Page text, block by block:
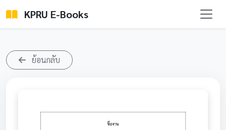
KPRU E-Books
ย้อนกลับ